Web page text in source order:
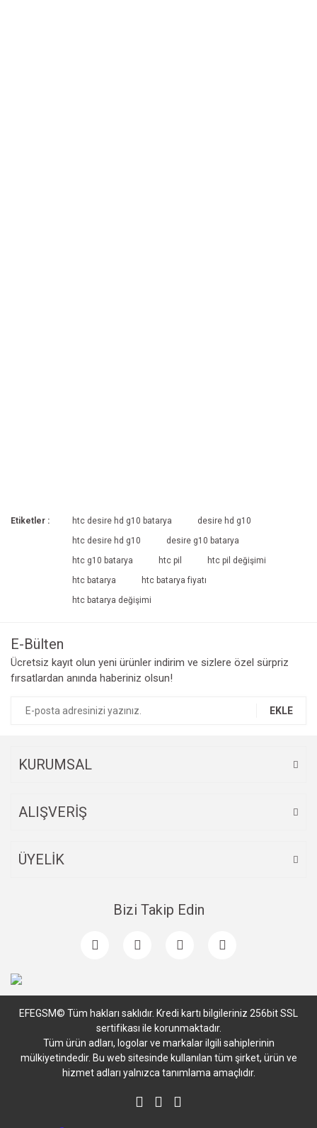
Etiketler : htc desire hd g10 batarya
desire hd g10
htc desire hd g10
desire g10 batarya
htc g10 batarya
htc pil
htc pil değişimi
htc batarya
htc batarya fiyatı
htc batarya değişimi
E-Bülten
Ücretsiz kayıt olun yeni ürünler indirim ve sizlere özel sürpriz
fırsatlardan anında haberiniz olsun!
EKLE
KURUMSAL
ALIŞVERİŞ
ÜYELİK
Bizi Takip Edin
EFEGSM© Tüm hakları saklıdır. Kredi kartı bilgileriniz 256bit SSL
sertifikası ile korunmaktadır.
Tüm ürün adları, logolar ve markalar ilgili sahiplerinin
mülkiyetindedir. Bu web sitesinde kullanılan tüm şirket, ürün ve
hizmet adları yalnızca tanımlama amaçlıdır.